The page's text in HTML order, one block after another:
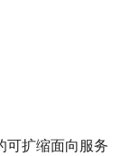
可扩缩面向服务